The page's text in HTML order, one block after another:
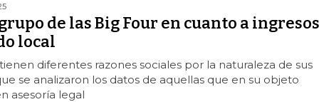
de las Big Four en cuanto a ingresos
local
diferentes razones sociales por la naturaleza de sus
se analizaron los datos de aquellas que en su objeto
asesoría legal